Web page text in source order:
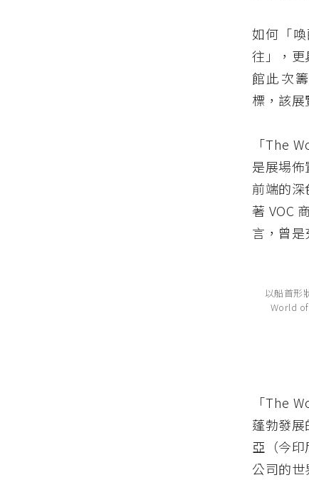
如何「
往」，
館此次
標，該展
「The
是展場
前端的
著 VOC
言，曾是
以船首形
World
「The
蓬勃發
亞（今
公司的世